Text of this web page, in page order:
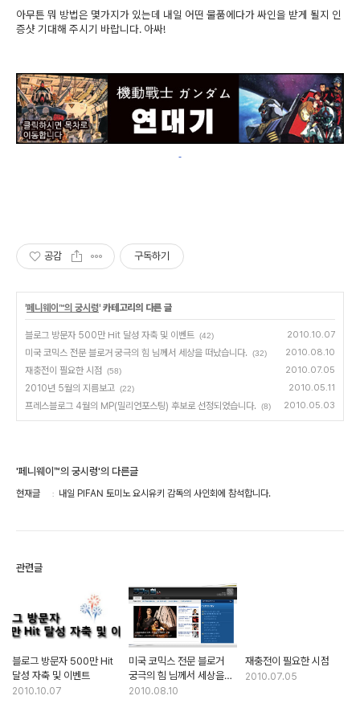
아무튼 뭐 방법은 몇가지가 있는데 내일 어떤 물품에다가 싸인을 받게 될지 인
증샷 기대해 주시기 바랍니다. 아싸!
공감 구독하기
'페니웨이™의 궁시렁' 카테고리의 다른 글
블로그 방문자 500만 Hit 달성 자축 및 이벤트 (42) 2010.10.07
미국 코믹스 전문 블로거 궁극의 힘 님께서 세상을 떠났습니다. (32) 2010.08.10
재충전이 필요한 시점 (58) 2010.07.05
2010년 5월의 지름보고 (22) 2010.05.11
프레스블로그 4월의 MP(밀리언포스팅) 후보로 선정되었습니다. (8) 2010.05.03
'페니웨이™의 궁시렁'의 다른글
현재글 내일 PIFAN 토미노 요시유키 감독의 사인회에 참석합니다.
관련글
블로그 방문자 500만 Hit
달성 자축 및 이벤트
2010.10.07
미국 코믹스 전문 블로거
궁극의 힘 님께서 세상을
떠났습니다.
2010.08.10
재충전이 필요한 시점
2010.07.05